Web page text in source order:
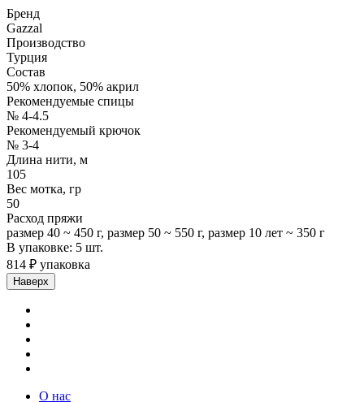
Бренд
Gazzal
Производство
Турция
Состав
50% хлопок, 50% акрил
Рекомендуемые спицы
№ 4-4.5
Рекомендуемый крючок
№ 3-4
Длина нити, м
105
Вес мотка, гр
50
Расход пряжи
размер 40 ~ 450 г, размер 50 ~ 550 г, размер 10 лет ~ 350 г
В упаковке: 5 шт.
814 ₽ упаковка
Наверх
О нас